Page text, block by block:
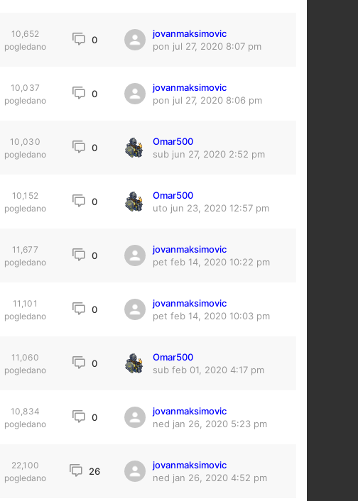
10,652
pogledano
0
jovanmaksimovic
pon jul 27, 2020 8:07 pm
10,037
pogledano
0
jovanmaksimovic
pon jul 27, 2020 8:06 pm
10,030
pogledano
0
Omar500
sub jun 27, 2020 2:52 pm
10,152
pogledano
0
Omar500
uto jun 23, 2020 12:57 pm
11,677
pogledano
0
jovanmaksimovic
pet feb 14, 2020 10:22 pm
11,101
pogledano
0
jovanmaksimovic
pet feb 14, 2020 10:03 pm
11,060
pogledano
0
Omar500
sub feb 01, 2020 4:17 pm
10,834
pogledano
0
jovanmaksimovic
ned jan 26, 2020 5:23 pm
22,100
pogledano
26
jovanmaksimovic
ned jan 26, 2020 4:52 pm